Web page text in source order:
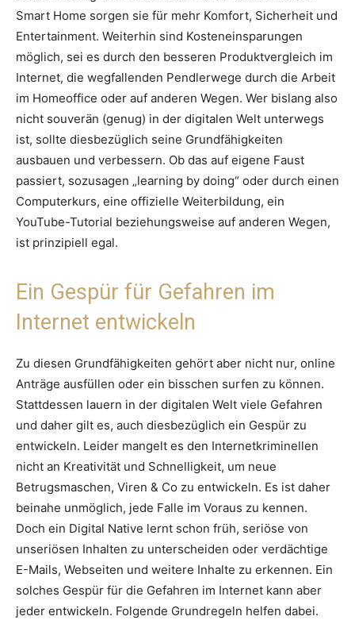
Smart Home sorgen sie für mehr Komfort, Sicherheit und
Entertainment. Weiterhin sind Kosteneinsparungen
möglich, sei es durch den besseren Produktvergleich im
Internet, die wegfallenden Pendlerwege durch die Arbeit
im Homeoffice oder auf anderen Wegen. Wer bislang also
nicht souverän (genug) in der digitalen Welt unterwegs
ist, sollte diesbezüglich seine Grundfähigkeiten
ausbauen und verbessern. Ob das auf eigene Faust
passiert, sozusagen „learning by doing“ oder durch einen
Computerkurs, eine offizielle Weiterbildung, ein
YouTube-Tutorial beziehungsweise auf anderen Wegen,
ist prinzipiell egal.
Ein Gespür für Gefahren im
Internet entwickeln
Zu diesen Grundfähigkeiten gehört aber nicht nur, online
Anträge ausfüllen oder ein bisschen surfen zu können.
Stattdessen lauern in der digitalen Welt viele Gefahren
und daher gilt es, auch diesbezüglich ein Gespür zu
entwickeln. Leider mangelt es den Internetkriminellen
nicht an Kreativität und Schnelligkeit, um neue
Betrugsmaschen, Viren & Co zu entwickeln. Es ist daher
beinahe unmöglich, jede Falle im Voraus zu kennen.
Doch ein Digital Native lernt schon früh, seriöse von
unseriösen Inhalten zu unterscheiden oder verdächtige
E-Mails, Webseiten und weitere Inhalte zu erkennen. Ein
solches Gespür für die Gefahren im Internet kann aber
jeder entwickeln. Folgende Grundregeln helfen dabei.